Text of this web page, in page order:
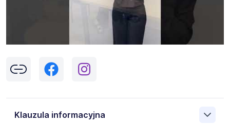
Klauzula informacyjna